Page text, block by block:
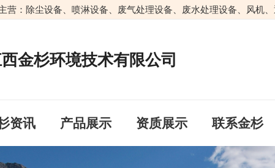
营：除尘设备、喷淋设备、废气处理设备、废水处理设备、风机、
金杉环境技术有限公司
资讯 产品展示 资质展示 联系金杉